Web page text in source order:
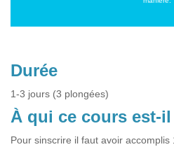
Durée
1-3 jours (3 plongées)
À qui ce cours est-
Pour sinscrire il faut avoir